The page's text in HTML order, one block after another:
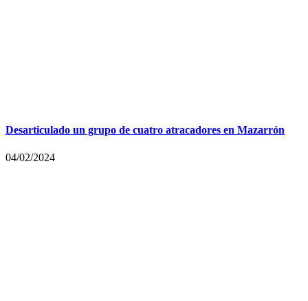
Desarticulado un grupo de cuatro atracadores en Mazarrón
04/02/2024